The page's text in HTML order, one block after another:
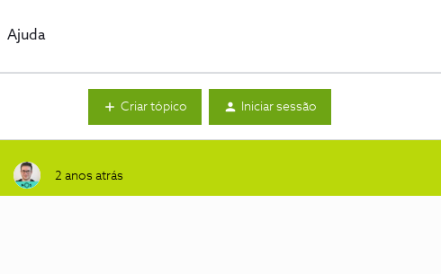
Ajuda
Criar tópico Iniciar sessão
2 anos atrás